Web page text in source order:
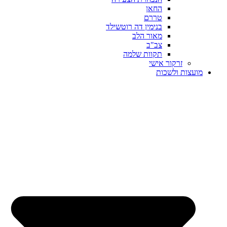
החאן
טררם
בנימין דה רוטשילד
מאור הלב
צב"ב
תקוות שלמה
זרקור אישי
מועצות ולשכות